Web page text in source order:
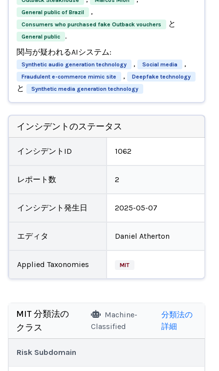
General public of Brazil ,
Consumers who purchased fake Outback vouchers と
General public
.
関与が疑われるAIシステム:
Synthetic audio generation technology , Social media ,
Fraudulent e-commerce mimic site , Deepfake technology
と Synthetic media generation technology
インシデントのステータス
インシデントID 1062
レポート数 2
インシデント発生日 2025-05-07
エディタ Daniel Atherton
Applied Taxonomies MIT
MIT 分類法の
クラス
Machine-
Classified
分類法の
詳細
Risk Subdomain